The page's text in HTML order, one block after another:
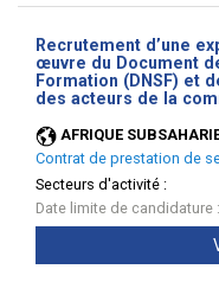
Recrutement d’une
œuvre du Document
Formation (DNSF) et
des acteurs de la
AFRIQUE
Contrat de prestation de
Secteurs d'activité :
Date limite de candidature